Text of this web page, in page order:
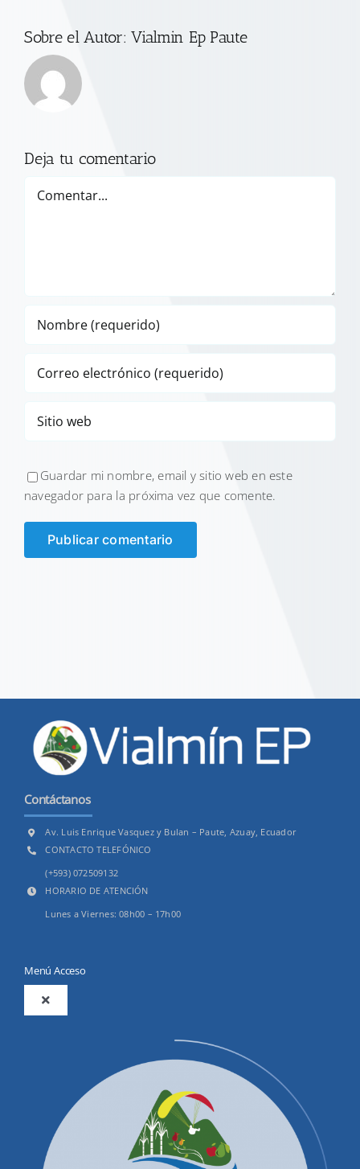
Sobre el Autor:Vialmin Ep Paute
Deja tu comentario
Guardar mi nombre, email y sitio web en este
navegador para la próxima vez que comente.
Contáctanos
Av. Luis Enrique Vasquez y Bulan – Paute, Azuay, Ecuador
CONTACTO TELEFÓNICO
(+593) 072509132
HORARIO DE ATENCIÓN
Lunes a Viernes: 08h00 – 17h00
Menú Acceso
Toggle
Productos y Servicios
Convocatorias Precalificación